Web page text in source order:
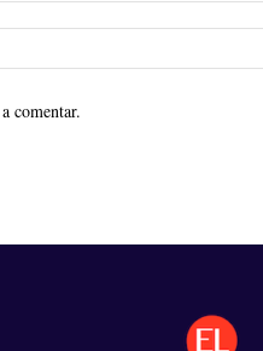
comentar.